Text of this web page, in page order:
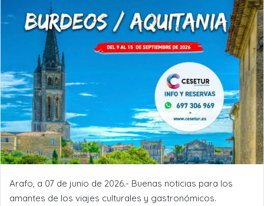
Arafo, a 07 de junio de 2026.- Buenas noticias para los
amantes de los viajes culturales y gastronómicos.